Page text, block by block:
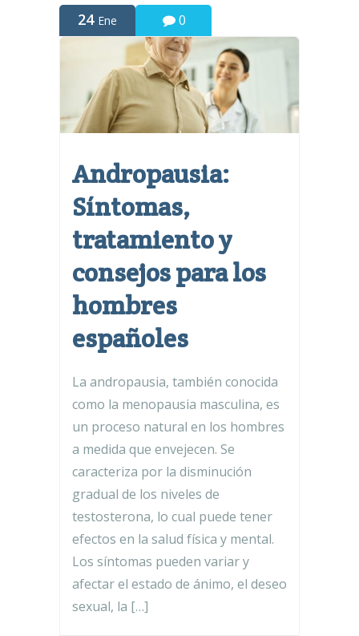
24 Ene 0
Andropausia:
Síntomas,
tratamiento y
consejos para los
hombres
españoles
La andropausia, también conocida
como la menopausia masculina, es
un proceso natural en los hombres
a medida que envejecen. Se
caracteriza por la disminución
gradual de los niveles de
testosterona, lo cual puede tener
efectos en la salud física y mental.
Los síntomas pueden variar y
afectar el estado de ánimo, el deseo
sexual, la […]